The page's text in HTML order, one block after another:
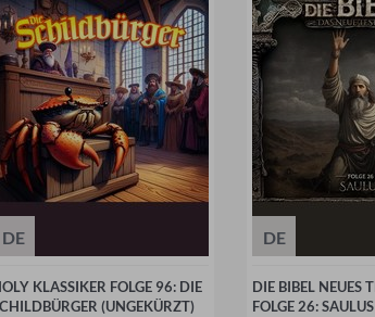
DE
KLASSIKER FOLGE 96: DIE
(UNGEKÜRZT)
DE
DIE BIBEL NEUES
FOLGE 26: SAULUS